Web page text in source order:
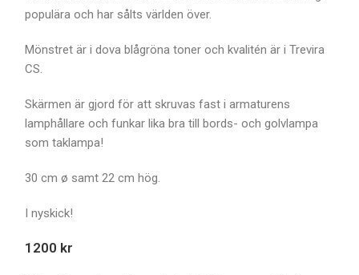
populära och har sålts världen över.
Mönstret är i dova blågröna toner och kvalitén är i Trevira
CS.
Skärmen är gjord för att skruvas fast i armaturens
lamphållare och funkar lika bra till bords- och golvlampa
som taklampa!
30 cm ø samt 22 cm hög.
I nyskick!
1200 kr